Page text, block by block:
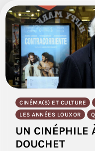
CINÉMA(S) ET CULTURE
LES ANNÉES LOUXOR
UN CINÉPHILE
DOUCHET